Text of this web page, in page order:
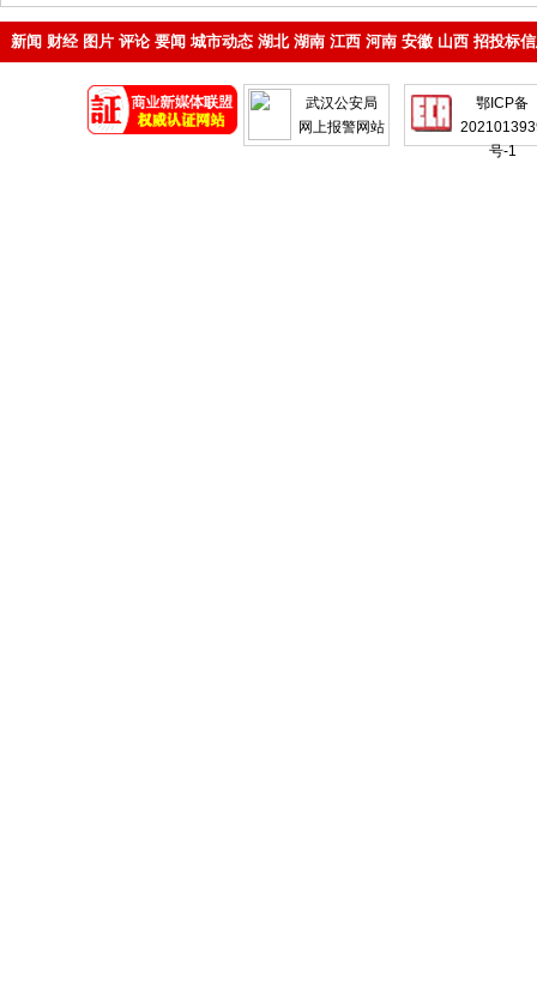
新闻 财经 图片 评论 要闻 城市动态 湖北 湖南 江西 河南 安徽 山西 招投标
武汉公安局
网上报警网站
鄂ICP备
号-1